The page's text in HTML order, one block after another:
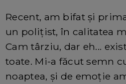
Recent, am bifat și
un polițist, în calitatea
Cam târziu, dar eh...
toate. Mi-a făcut semn
noaptea, și de emoție